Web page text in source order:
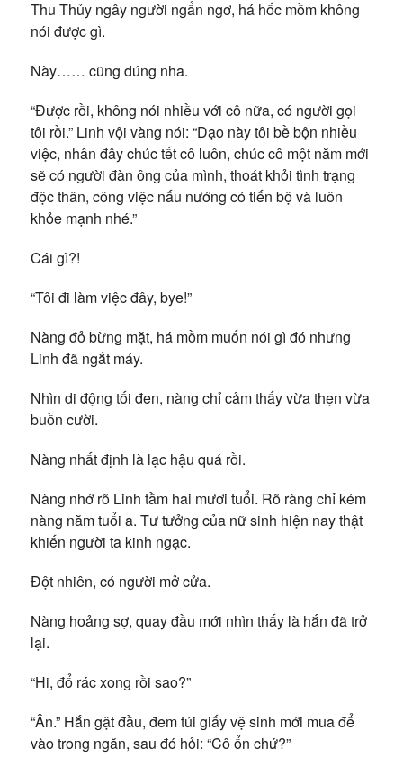
Thu Thủy ngây người ngẩn ngơ, há hốc mồm không
nói được gì.
Này…… cũng đúng nha.
“Được rồi, không nói nhiều với cô nữa, có người gọi
tôi rồi.” Linh vội vàng nói: “Dạo này tôi bề bộn nhiều
việc, nhân đây chúc tết cô luôn, chúc cô một năm mới
sẽ có người đàn ông của mình, thoát khỏi tình trạng
độc thân, công việc nấu nướng có tiến bộ và luôn
khỏe mạnh nhé.”
Cái gì?!
“Tôi đi làm việc đây, bye!”
Nàng đỏ bừng mặt, há mồm muốn nói gì đó nhưng
Linh đã ngắt máy.
Nhìn di động tối đen, nàng chỉ cảm thấy vừa thẹn vừa
buồn cười.
Nàng nhất định là lạc hậu quá rồi.
Nàng nhớ rõ Linh tầm hai mươi tuổi. Rõ ràng chỉ kém
nàng năm tuổi a. Tư tưởng của nữ sinh hiện nay thật
khiến người ta kinh ngạc.
Đột nhiên, có người mở cửa.
Nàng hoảng sợ, quay đầu mới nhìn thấy là hắn đã trở
lại.
“Hi, đổ rác xong rồi sao?”
“Ân.” Hắn gật đầu, đem túi giấy vệ sinh mới mua để
vào trong ngăn, sau đó hỏi: “Cô ổn chứ?”